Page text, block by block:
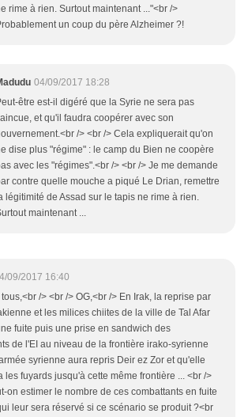
rime à rien. Surtout maintenant ..."<br />
un coup du père Alzheimer ?!
04/09/2017 18:28
être est-il digéré que la Syrie ne sera pas
et qu'il faudra coopérer avec son
/> <br /> Cela expliquerait qu'on
dise plus "régime" : le camp du Bien ne coopère
avec les "régimes".<br /> <br /> Je me demande
contre quelle mouche a piqué Le Drian, remettre
légitimité de Assad sur le tapis ne rime à rien.
maintenant ...
09/2017 16:40
/> <br /> OG,<br /> En Irak, la reprise par
et les milices chiites de la ville de Tal Afar
fuite puis une prise en sandwich des
de l'EI au niveau de la frontière irako-syrienne
syrienne aura repris Deir ez Zor et qu'elle
les fuyards jusqu'à cette même frontière ... <br />
on estimer le nombre de ces combattants en fuite
leur sera réservé si ce scénario se produit ?<br